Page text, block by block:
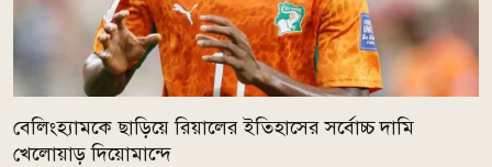
বেলিংহ্যামকে ছাড়িয়ে রিয়ালের ইতিহাসের সর্বোচ্চ দামি
খেলোয়াড় দিয়োমান্দে